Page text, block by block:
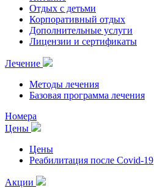
Отдых с детьми
Корпоративный отдых
Дополнительные услуги
Лицензии и сертификаты
Лечение
Методы лечения
Базовая программа лечения
Номера
Цены
Цены
Реабилитация после Covid-19
Акции